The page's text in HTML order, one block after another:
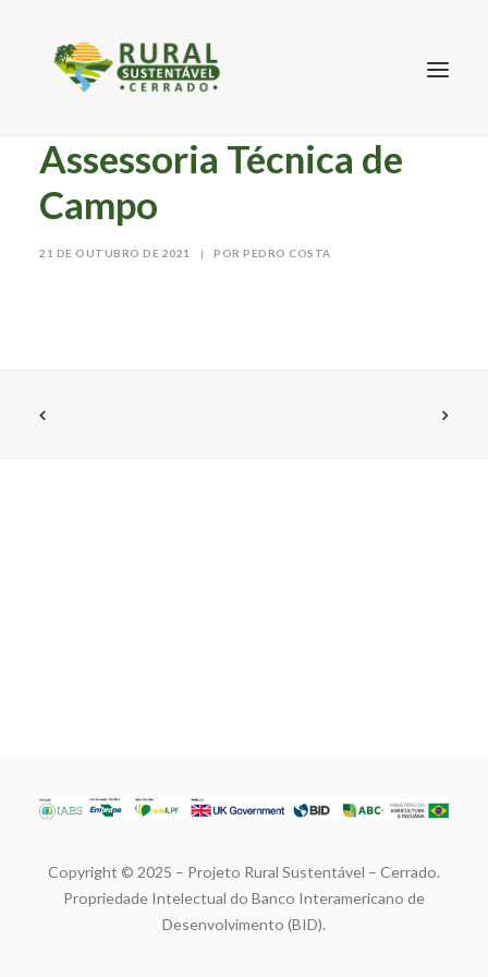
Assessoria Técnica de
Campo
21 DE OUTUBRO DE 2021 | POR PEDRO COSTA
Copyright © 2025 – Projeto Rural Sustentável – Cerrado.
Propriedade Intelectual do Banco Interamericano de
Desenvolvimento (BID).